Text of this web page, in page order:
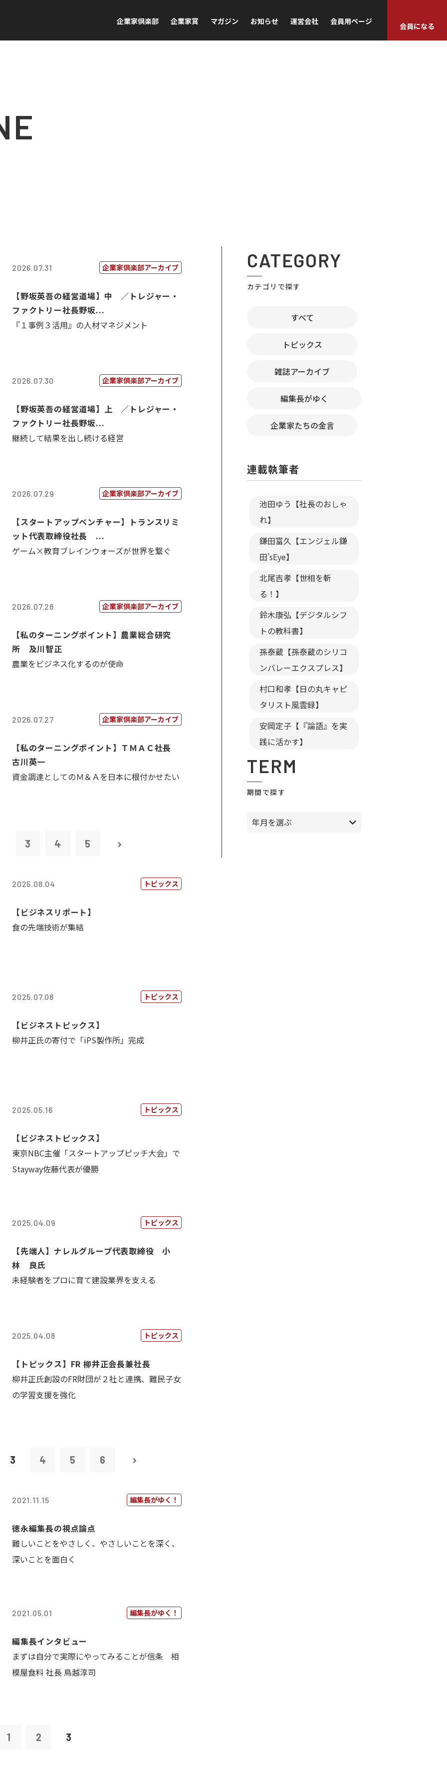
企業家倶楽部 企業家賞 マガジン お知らせ 運営会社 会員用ページ
会員になる
2026.07.31 企業家倶楽部アーカイブ
【野坂英吾の経営道場】中 ／トレジャー・
ファクトリー社長野坂...
『１事例３活用』の人材マネジメント
2026.07.30 企業家倶楽部アーカイブ
【野坂英吾の経営道場】上 ／トレジャー・
ファクトリー社長野坂...
継続して結果を出し続ける経営
2026.07.29 企業家倶楽部アーカイブ
【スタートアップベンチャー】トランスリミ
ット代表取締役社長 ...
ゲーム×教育ブレインウォーズが世界を繋ぐ
2026.07.28 企業家倶楽部アーカイブ
【私のターニングポイント】農業総合研究
所 及川智正
農業をビジネス化するのが使命
2026.07.27 企業家倶楽部アーカイブ
【私のターニングポイント】ＴＭＡＣ社長
古川英一
資金調達としてのＭ＆Ａを日本に根付かせたい
3 4 5
2025.08.04 トピックス
【ビジネスリポート】
食の先端技術が集結
2025.07.08 トピックス
【ビジネストピックス】
柳井正氏の寄付で「iPS製作所」完成
2025.05.16 トピックス
【ビジネストピックス】
東京NBC主催「スタートアップピッチ大会」で
Stayway佐藤代表が優勝
2025.04.09 トピックス
【先端人】ナレルグループ代表取締役 小
林 良氏
未経験者をプロに育て建設業界を支える
2025.04.08 トピックス
【トピックス】FR 柳井正会長兼社長
柳井正氏創設のFR財団が２社と連携、難民子女
の学習支援を強化
3 4 5 6
2021.11.15 編集長がゆく！
徳永編集長の視点論点
難しいことをやさしく、やさしいことを深く、
深いことを面白く
2021.05.01 編集長がゆく！
編集長インタビュー
まずは自分で実際にやってみることが信条 相
模屋食料 社長 鳥越淳司
1 2 3
CATEGORY
カテゴリで探す
すべて
トピックス
雑誌アーカイブ
編集長がゆく
企業家たちの金言
連載執筆者
池田ゆう【社長のおしゃ
れ】
鎌田富久【エンジェル鎌
田’sEye】
北尾吉孝【世相を斬
る！】
鈴木康弘【デジタルシフ
トの教科書】
孫泰蔵【孫泰蔵のシリコ
ンバレーエクスプレス】
村口和孝【日の丸キャピ
タリスト風雲録】
安岡定子【『論語』を実
践に活かす】
TERM
期間で探す
年月を選ぶ